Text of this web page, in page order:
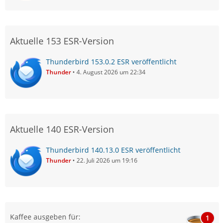
Aktuelle 153 ESR-Version
Thunderbird 153.0.2 ESR veröffentlicht
Thunder 4. August 2026 um 22:34
Aktuelle 140 ESR-Version
Thunderbird 140.13.0 ESR veröffentlicht
Thunder 22. Juli 2026 um 19:16
Kaffee ausgeben für: 1